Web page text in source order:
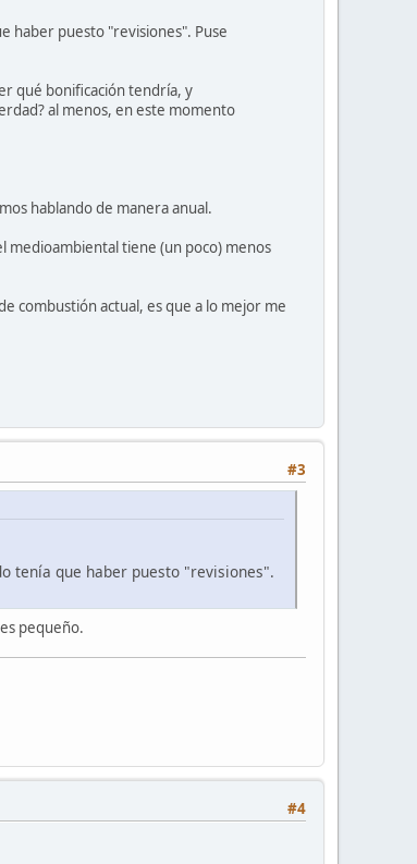
haber puesto "revisiones". Puse
qué bonificación tendría, y
al menos, en este momento
hablando de manera anual.
medioambiental tiene (un poco) menos
combustión actual, es que a lo mejor me
#3
tenía que haber puesto "revisiones".
pequeño.
#4